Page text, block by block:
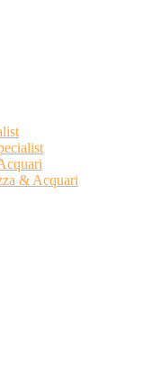
& Acquari